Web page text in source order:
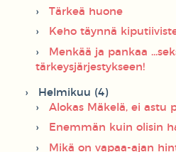
Tärkeä huone
Keho täynnä
Menkää ja pankaa
tärkeysjärjestykseen!
Helmikuu (4)
Alokas Mäkelä, ei astu
Enemmän kuin olisin
Mikä on vapaa-ajan